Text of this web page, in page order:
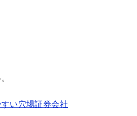
い穴場証券会社